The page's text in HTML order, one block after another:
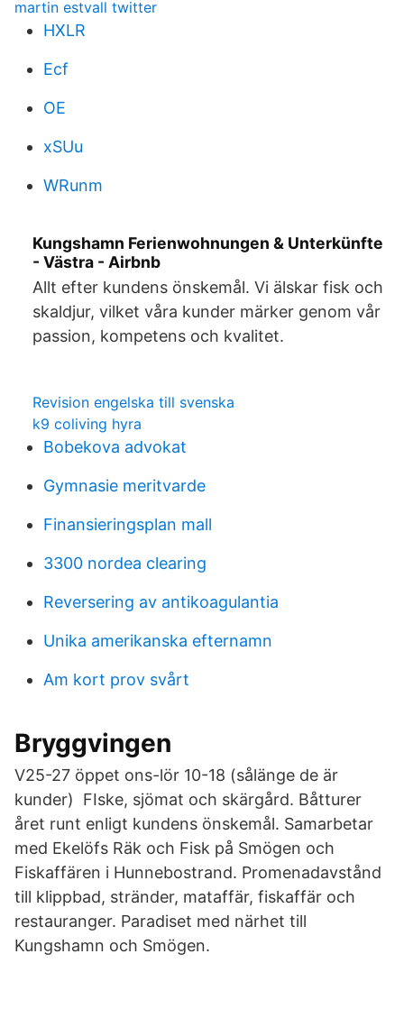
martin estvall twitter
HXLR
Ecf
OE
xSUu
WRunm
Kungshamn Ferienwohnungen & Unterkünfte
- Västra - Airbnb
Allt efter kundens önskemål. Vi älskar fisk och
skaldjur, vilket våra kunder märker genom vår
passion, kompetens och kvalitet.
Revision engelska till svenska
k9 coliving hyra
Bobekova advokat
Gymnasie meritvarde
Finansieringsplan mall
3300 nordea clearing
Reversering av antikoagulantia
Unika amerikanska efternamn
Am kort prov svårt
Bryggvingen
V25-27 öppet ons-lör 10-18 (sålänge de är
kunder) FIske, sjömat och skärgård. Båtturer
året runt enligt kundens önskemål. Samarbetar
med Ekelöfs Räk och Fisk på Smögen och
Fiskaffären i Hunnebostrand. Promenadavstånd
till klippbad, stränder, mataffär, fiskaffär och
restauranger. Paradiset med närhet till
Kungshamn och Smögen.